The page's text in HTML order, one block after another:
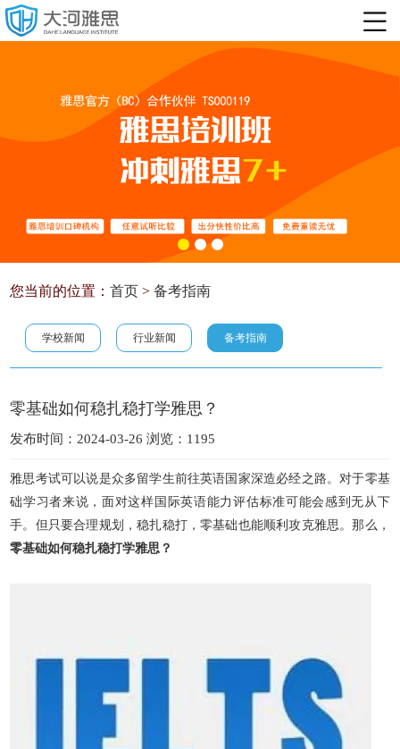
您当前的位置：首页 >备考指南
学校新闻 行业新闻 备考指南
零基础如何稳扎稳打学雅思？
发布时间：2024-03-26 浏览：1195
雅思考试可以说是众多留学生前往英语国家深造必经之路。对于零基
础学习者来说，面对这样国际英语能力评估标准可能会感到无从下
手。但只要合理规划，稳扎稳打，零基础也能顺利攻克雅思。那么，
零基础如何稳扎稳打学雅思？